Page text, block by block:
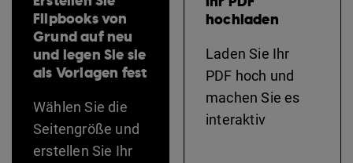
Flipbooks von
Grund auf neu
und legen Sie sie
als Vorlagen fest
Wählen Sie die
Seitengröße und
erstellen Sie Ihr
hochladen
Laden Sie Ihr
PDF hoch und
machen Sie es
interaktiv